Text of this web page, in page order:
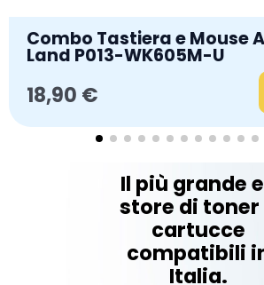
Combo Tastiera e Mouse
Land P013-WK605M-U
18,90 €
Il più grande
store di toner
cartucce
compatibili
Italia.